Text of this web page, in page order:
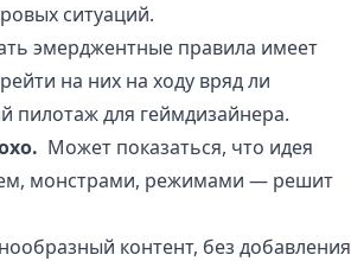
ситуаций.
эмерджентные правила имеет
на них на ходу вряд ли
пилотаж для геймдизайнера.
Может показаться, что идея
монстрами, режимами — решит
контент, без добавления